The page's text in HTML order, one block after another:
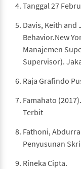
Tanggal 27
Davis, Keith and
Behavior.New
Manajemen
Supervisor).
Raja Grafindo
Famahato
Terbit
Fathoni,
Penyusunan
Rineka Cipta.